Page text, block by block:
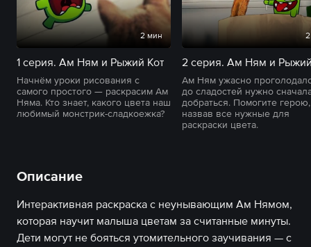
2 мин
1 серия. Ам Ням и Рыжий Кот
Начнём уроки рисования с
самого простого — раскрасим Ам
Няма. Кто знает, какого цвета наш
любимый монстрик-сладкоежка?
Ам Ням ужасно
до сладостей нужно
добраться. Помогите герою,
назвав все нужные для
раскраски цвета.
Описание
Интерактивная раскраска с неунывающим Ам Нямом,
которая научит малыша цветам за считанные минуты.
Дети могут не бояться утомительного заучивания — с